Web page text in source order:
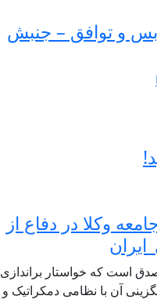
بس و توافق – جنبش
وکلا در دفاع از
است که خواستار براندازی
آن با نظامی دمکراتیک و